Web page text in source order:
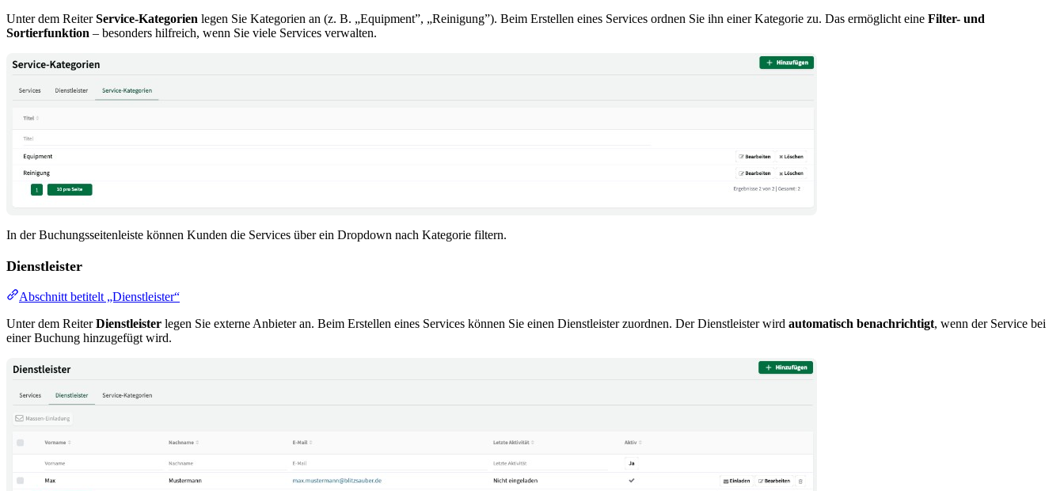
Unter dem ReiterService-Kategorien legen Sie Kategorien an (z. B. „Equipment”, „Reinigung”). Beim Erstellen eines Services ordnen Sie ihn einer Kategorie zu. Das ermöglicht eine Filter- und
Sortierfunktion – besonders hilfreich, wenn Sie viele Services verwalten.
In der Buchungsseitenleiste können Kunden die Services über ein Dropdown nach Kategorie filtern.
Dienstleister
Abschnitt betitelt „Dienstleister“
Unter dem ReiterDienstleister legen Sie externe Anbieter an. Beim Erstellen eines Services können Sie einen Dienstleister zuordnen. Der Dienstleister wird automatisch benachrichtigt, wenn der Service bei
einer Buchung hinzugefügt wird.